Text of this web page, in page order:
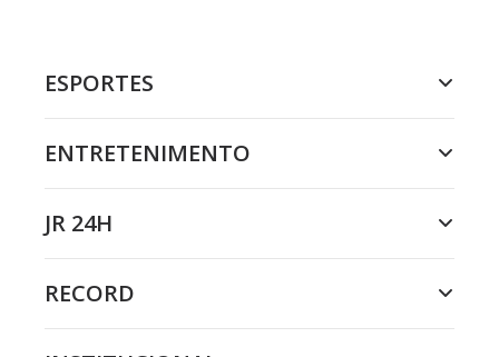
ESPORTES
ENTRETENIMENTO
JR 24H
RECORD